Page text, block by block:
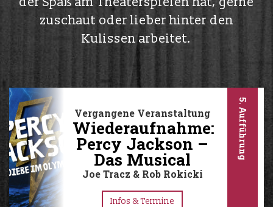
zuschaut oder lieber hinter den
Kulissen arbeitet.
Vergangene Veranstaltung
Wiederaufnahme:
Percy Jackson –
Das Musical
Joe Tracz & Rob Rokicki
Infos & Termine
5. Aufführung